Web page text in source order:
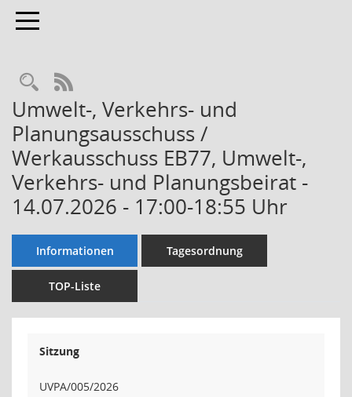
Toggle navigation
Rechercheauswahl
RSS-Feed
Umwelt-, Verkehrs- und
Planungsausschuss /
Werkausschuss EB77, Umwelt-,
Verkehrs- und Planungsbeirat -
14.07.2026 - 17:00-18:55 Uhr
Informationen Tagesordnung
TOP-Liste
Sitzung
UVPA/005/2026